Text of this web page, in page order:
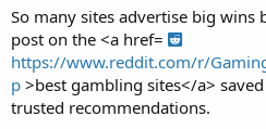
So many sites advertise big wins
post on the <a href=
https://www.reddit.com/r/
p >best gambling sites</a>
trusted recommendations.